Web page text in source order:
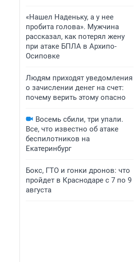
«Нашел Наденьку, а у нее
пробита голова». Мужчина
рассказал, как потерял жену
при атаке БПЛА в Архипо-
Осиповке
Людям приходят уведомления
о зачислении денег на счет:
почему верить этому опасно
Восемь сбили, три упали.
Все, что известно об атаке
беспилотников на
Екатеринбург
Бокс, ГТО и гонки дронов: что
пройдет в Краснодаре с 7 по 9
августа